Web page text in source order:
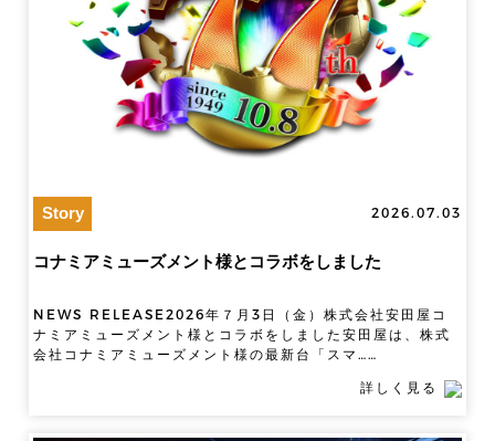
Story 2026.07.03
コナミアミューズメント様とコラボをしました
NEWS RELEASE2026年７月3日（金）株式会社安田屋コ
ナミアミューズメント様とコラボをしました安田屋は、株式
会社コナミアミューズメント様の最新台「スマ……
詳しく見る